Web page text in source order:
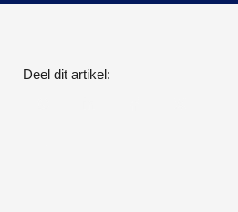
Deel dit artikel: